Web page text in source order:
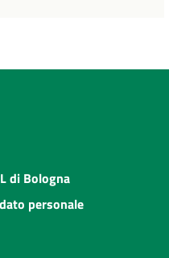
di Bologna
personale